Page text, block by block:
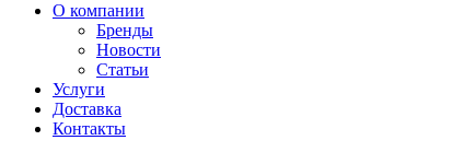
О компании
Бренды
Новости
Статьи
Услуги
Доставка
Контакты